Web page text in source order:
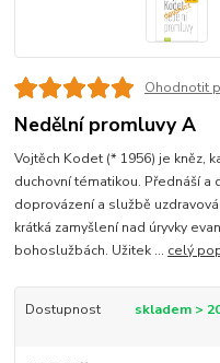
Ohodnotit
Nedělní promluvy A
Vojtěch Kodet (* 1956) je kněz,
duchovní tématikou. Přednáší a
doprovázení a službě
krátká zamyšlení nad úryvky
bohoslužbách. Užitek ... celý
Dostupnost skladem >